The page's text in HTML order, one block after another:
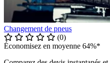
Changement de pneus
(0)
Économisez en moyenne 64%*